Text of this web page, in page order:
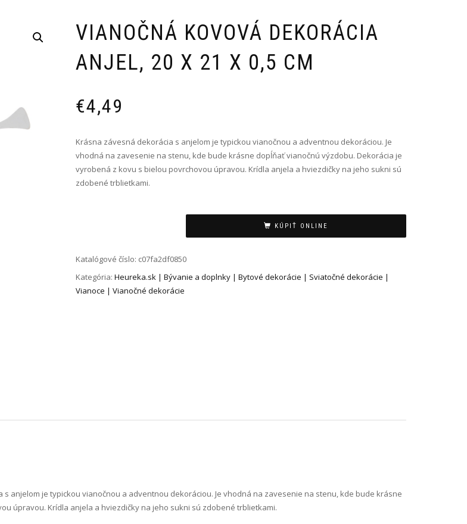
VIANOČNÁ KOVOVÁ DEKORÁCIA
ANJEL, 20 X 21 X 0,5 CM
€4,49
Krásna závesná dekorácia s anjelom je typickou vianočnou a adventnou dekoráciou. Je
vhodná na zavesenie na stenu, kde bude krásne dopĺňať vianočnú výzdobu. Dekorácia je
vyrobená z kovu s bielou povrchovou úpravou. Krídla anjela a hviezdičky na jeho sukni sú
zdobené trblietkami.
KÚPIŤ ONLINE
Katalógové číslo: c07fa2df0850
Kategória: Heureka.sk | Bývanie a doplnky | Bytové dekorácie | Sviatočné dekorácie |
Vianoce | Vianočné dekorácie
s anjelom je typickou vianočnou a adventnou dekoráciou. Je vhodná na zavesenie na stenu, kde bude krásne
úpravou. Krídla anjela a hviezdičky na jeho sukni sú zdobené trblietkami.